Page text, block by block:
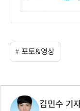
포토&영상
김민수 기